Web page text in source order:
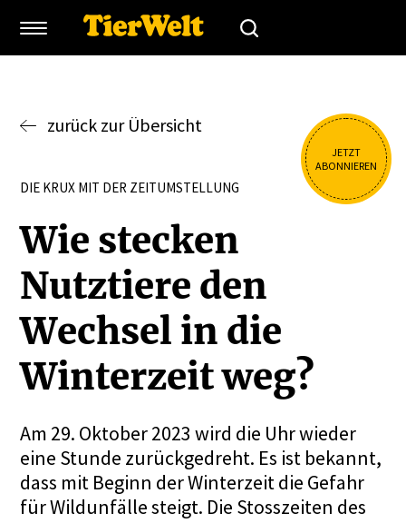
JETZT
ABONNIEREN
zurück zur Übersicht
DIE KRUX MIT DER ZEITUMSTELLUNG
Wie stecken
Nutztiere den
Wechsel in die
Winterzeit weg?
Am 29. Oktober 2023 wird die Uhr wieder
eine Stunde zurückgedreht. Es ist bekannt,
dass mit Beginn der Winterzeit die Gefahr
für Wildunfälle steigt. Die Stosszeiten des